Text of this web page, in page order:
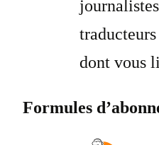
dont vous
Formules